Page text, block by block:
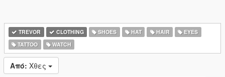
TREVOR CLOTHING SHOES HAT HAIR
EYES
TATTOO
WATCH
Από: Χθες